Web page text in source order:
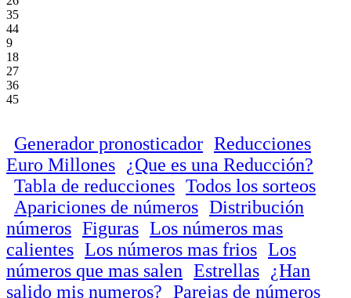
35
44
9
18
27
36
45
Generador pronosticador Reducciones
Euro Millones
¿Que es una Reducción?
Tabla de reducciones Todos los sorteos
Apariciones de números Distribución
números Figuras Los números mas
calientes Los números mas frios Los
números que mas salen Estrellas
¿Han
salido mis numeros? Parejas de números